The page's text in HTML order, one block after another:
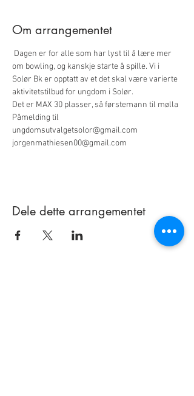
Om arrangementet
Dagen er for alle som har lyst til å lære mer
om bowling, og kanskje starte å spille. Vi i
Solør Bk er opptatt av et det skal være varierte
aktivitetstilbud for ungdom i Solør.
Det er MAX 30 plasser, så førstemann til mølla
Påmelding til
ungdomsutvalgetsolor@gmail.com
jorgenmathiesen00@gmail.com
Dele dette arrangementet